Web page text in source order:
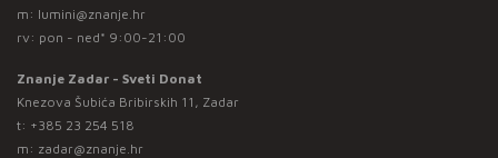
m: lumini@znanje.hr
rv: pon - ned* 9:00-21:00
Znanje Zadar - Sveti Donat
Knezova Šubića Bribirskih 11, Zadar
t: +385 23 254 518
m: zadar@znanje.hr